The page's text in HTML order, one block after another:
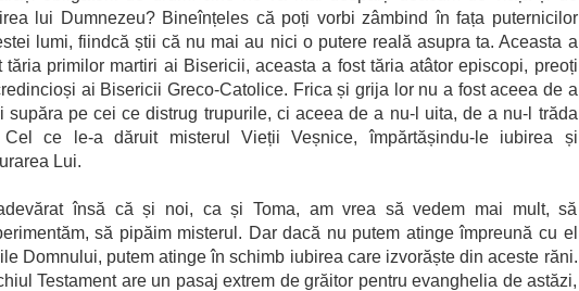
lui Dumnezeu? Bineînțeles că poți vorbi zâmbind în fața puternicilor
lumi, fiindcă știi că nu mai au nici o putere reală asupra ta. Aceasta a
tăria primilor martiri ai Bisericii, aceasta a fost tăria atâtor episcopi, preoți
ai Bisericii Greco-Catolice. Frica și grija lor nu a fost aceea de a
supăra pe cei ce distrug trupurile, ci aceea de a nu-l uita, de a nu-l trăda
Cel ce le-a dăruit misterul Vieții Veșnice, împărtășindu-le iubirea și
Lui.
însă că și noi, ca și Toma, am vrea să vedem mai mult, să
să pipăim misterul. Dar dacă nu putem atinge împreună cu el
Domnului, putem atinge în schimb iubirea care izvorăște din aceste răni.
Testament are un pasaj extrem de grăitor pentru evanghelia de astăzi,